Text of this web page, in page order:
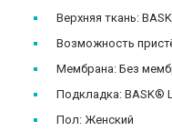
Верхняя ткань:
Возможность
Мембрана: Без
Подкладка: BASK®
Пол: Женский